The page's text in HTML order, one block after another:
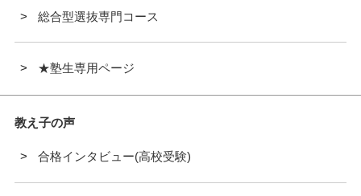
総合型選抜専門コース
★塾生専用ページ
教え子の声
合格インタビュー(高校受験)